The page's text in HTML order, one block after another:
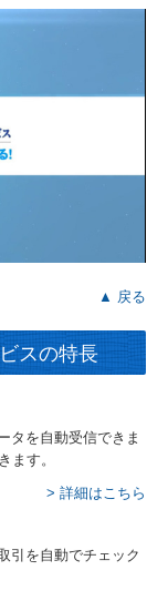
▲ 戻る
スの特長
タを自動受信できま
ます。
> 詳細はこちら
引を自動でチェック